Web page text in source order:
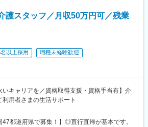
護スタッフ／月収50万円可／残業
以上採用
職種未経験歓迎
いキャリアを／資格取得支援・資格手当有】介
用者さまの生活サポート
47都道府県で募集！】◎直行直帰が基本です。